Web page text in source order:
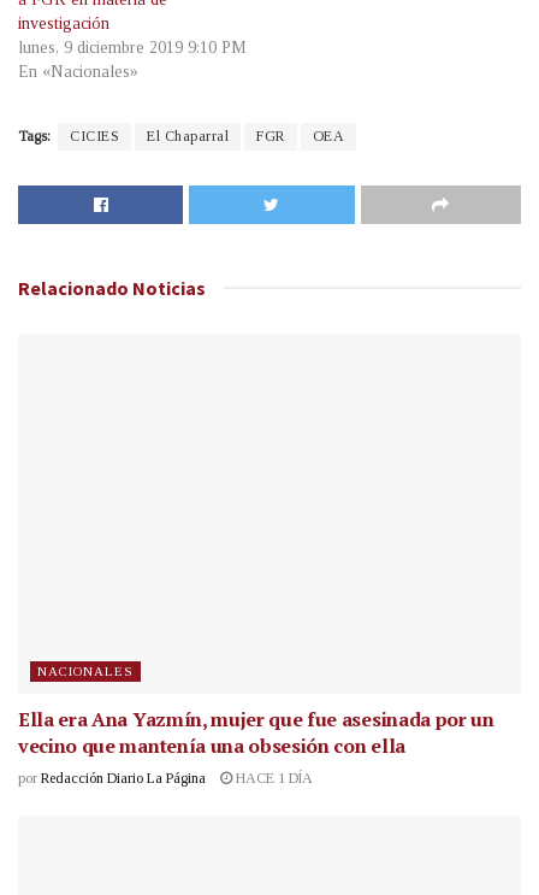
investigación
lunes, 9 diciembre 2019 9:10 PM
En «Nacionales»
Tags: CICIES El Chaparral FGR OEA
Relacionado Noticias
NACIONALES
Ella era Ana Yazmín, mujer que fue asesinada por un
vecino que mantenía una obsesión con ella
por Redacción Diario La Página HACE 1 DÍA